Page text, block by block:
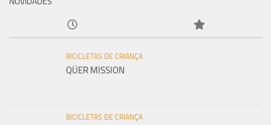
BICICLETAS DE CRIANÇA
QÜER MISSION
BICICLETAS DE CRIANÇA